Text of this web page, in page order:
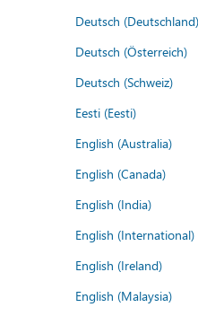
Deutsch (Deutschland)
Deutsch (Österreich)
Deutsch (Schweiz)
Eesti (Eesti)
English (Australia)
English (Canada)
English (India)
English (International)
English (Ireland)
English (Malaysia)